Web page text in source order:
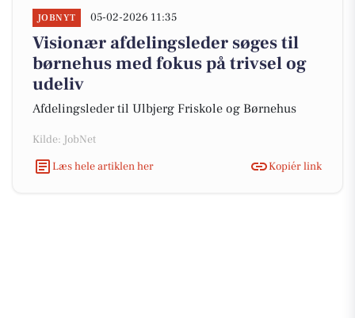
JOBNYT 05-02-2026 11:35
Visionær afdelingsleder søges til
børnehus med fokus på trivsel og
udeliv
Afdelingsleder til Ulbjerg Friskole og Børnehus
Kilde: JobNet
Læs hele artiklen her
Kopiér link